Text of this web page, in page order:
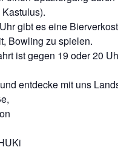
gibt es eine
Bowling zu spielen.
ist gegen 19 oder 20
entdecke mit uns